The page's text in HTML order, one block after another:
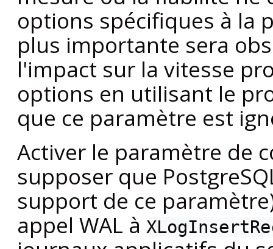
options spécifiques à la
plus importante sera
l'impact sur la vitesse
options en utilisant le
que ce paramètre est
Activer le paramètre de
supposer que
support de ce
appel WAL à